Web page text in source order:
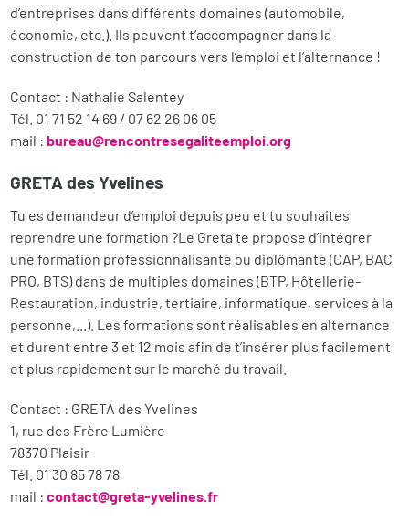
d’entreprises dans différents domaines (automobile,
économie, etc.). Ils peuvent t’accompagner dans la
construction de ton parcours vers l’emploi et l’alternance !
Contact : Nathalie Salentey
Tél. 01 71 52 14 69 / 07 62 26 06 05
mail :bureau@rencontresegaliteemploi.org
GRETA des Yvelines
Tu es demandeur d’emploi depuis peu et tu souhaites
reprendre une formation ?Le Greta te propose d’intégrer
une formation professionnalisante ou diplômante (CAP, BAC
PRO, BTS) dans de multiples domaines (BTP, Hôtellerie-
Restauration, industrie, tertiaire, informatique, services à la
personne,...). Les formations sont réalisables en alternance
et durent entre 3 et 12 mois afin de t’insérer plus facilement
et plus rapidement sur le marché du travail.
Contact : GRETA des Yvelines
1, rue des Frère Lumière
78370 Plaisir
Tél. 01 30 85 78 78
mail :contact@greta-yvelines.fr